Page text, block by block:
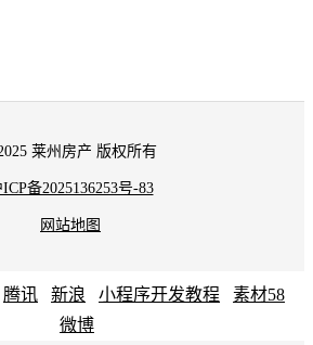
莱州房产 版权所有
备2025136253号-83
网站地图
腾讯 新浪 小程序开发教程
素材58
微博